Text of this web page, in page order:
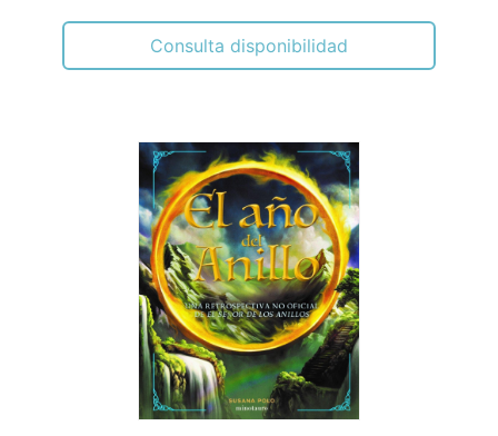
Consulta disponibilidad